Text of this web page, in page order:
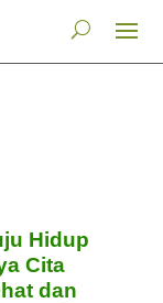
Hidup
Cita
dan